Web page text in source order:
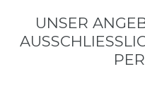
UNSER